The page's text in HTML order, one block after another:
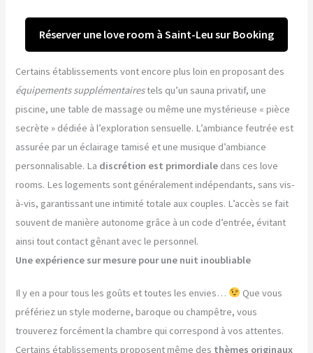
Réserver une love room à Saint-Leu sur Booking
Certains établissements vont encore plus loin en proposant des
équipements supplémentairestels qu’un sauna privatif, une
piscine, une table de massage ou même une mystérieuse « pièce
secrète » dédiée à l’exploration sensuelle. L’ambiance feutrée est
assurée par un éclairage tamisé et une musique d’ambiance
personnalisable. La discrétion est primordiale dans ces love
rooms. Les logements sont généralement indépendants, sans vis-
à-vis, garantissant une intimité totale aux couples. L’accès se fait
souvent de manière autonome grâce à un code d’entrée, évitant
ainsi tout contact gênant avec le personnel.
Une expérience sur mesure pour une nuit inoubliable
Il y en a pour tous les goûts et toutes les envies…
Que vous
préfériez un style moderne, baroque ou champêtre, vous
trouverez forcément la chambre qui correspond à vos attentes.
Certains établissements proposent même des thèmes originaux